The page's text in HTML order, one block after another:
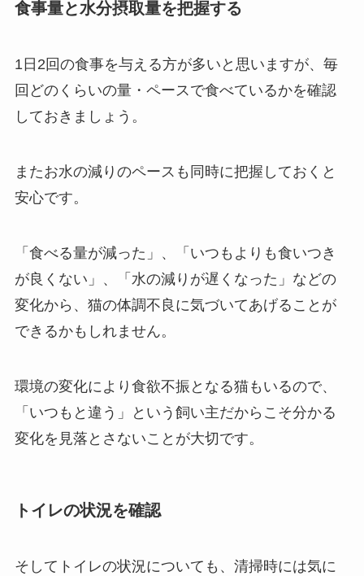
食事量と水分摂取量を把握する
1日2回の食事を与える方が多いと思いますが、毎
回どのくらいの量・ペースで食べているかを確認
しておきましょう。
またお水の減りのペースも同時に把握しておくと
安心です。
「食べる量が減った」、「いつもよりも食いつき
が良くない」、「水の減りが遅くなった」などの
変化から、猫の体調不良に気づいてあげることが
できるかもしれません。
環境の変化により食欲不振となる猫もいるので、
「いつもと違う」という飼い主だからこそ分かる
変化を見落とさないことが大切です。
トイレの状況を確認
そしてトイレの状況についても、清掃時には気に